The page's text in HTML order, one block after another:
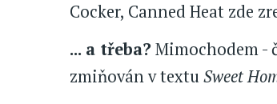
Cocker, Canned Heat zde
... a třeba?Mimochodem -
zmiňován v textuSweet